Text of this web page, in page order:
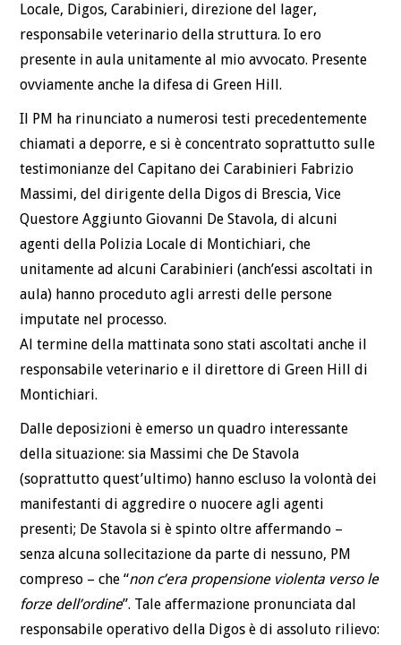
Locale, Digos, Carabinieri, direzione del lager,
responsabile veterinario della struttura. Io ero
presente in aula unitamente al mio avvocato. Presente
ovviamente anche la difesa di Green Hill.
Il PM ha rinunciato a numerosi testi precedentemente
chiamati a deporre, e si è concentrato soprattutto sulle
testimonianze del Capitano dei Carabinieri Fabrizio
Massimi, del dirigente della Digos di Brescia, Vice
Questore Aggiunto Giovanni De Stavola, di alcuni
agenti della Polizia Locale di Montichiari, che
unitamente ad alcuni Carabinieri (anch’essi ascoltati in
aula) hanno proceduto agli arresti delle persone
imputate nel processo.
Al termine della mattinata sono stati ascoltati anche il
responsabile veterinario e il direttore di Green Hill di
Montichiari.
Dalle deposizioni è emerso un quadro interessante
della situazione: sia Massimi che De Stavola
(soprattutto quest’ultimo) hanno escluso la volontà dei
manifestanti di aggredire o nuocere agli agenti
presenti; De Stavola si è spinto oltre affermando –
senza alcuna sollecitazione da parte di nessuno, PM
compreso – che “non c’era propensione violenta verso le
forze dell’ordine”. Tale affermazione pronunciata dal
responsabile operativo della Digos è di assoluto rilievo: